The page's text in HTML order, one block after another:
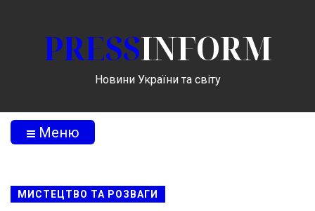
PRESSINFORM
Новини України та світу
Меню
МИСТЕЦТВО ТА РОЗВАГИ